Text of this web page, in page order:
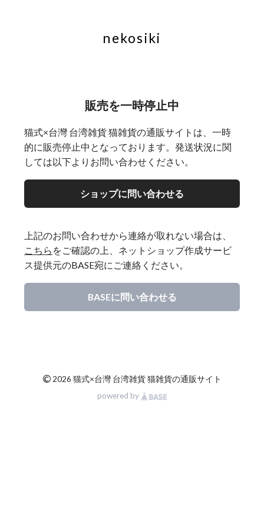
nekosiki
販売を一時停止中
猫式×台灣 台湾雑貨 猫雑貨の通販サイトは、一時
的に販売停止中となっております。発送状況に関
しては以下よりお問い合わせください。
ショップに問い合わせる
上記のお問い合わせから連絡が取れない場合は、
こちら をご確認の上、ネットショップ作成サービ
ス提供元のBASE宛にご連絡ください。
BASEに問い合わせる
© 2026 猫式×台灣 台湾雑貨 猫雑貨の通販サイト
powered by